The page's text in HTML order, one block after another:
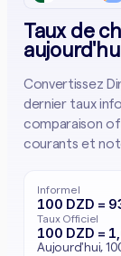
Taux de
Convertissez
dernier taux
comparaison
courants et
Informel
100 DZD =
Taux Officiel
100 DZD =
Aujourd'hui,